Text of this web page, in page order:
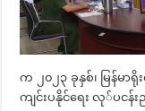
က ၂၀၂၃ ခုနှစ်၊ မြန်မာ
ကျင်းပနိုင်ရေး လု်ပငန်